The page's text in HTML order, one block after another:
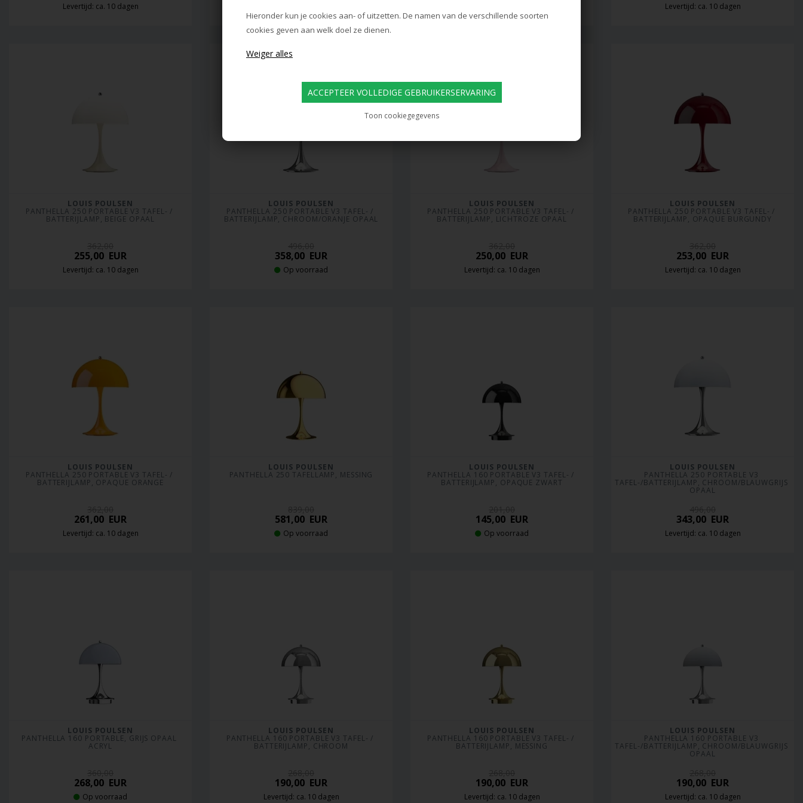
Hieronder kun je cookies aan- of uitzetten. De namen van de verschillende soorten
cookies geven aan welk doel ze dienen.
Toon cookiegegevens
Levertijd: ca. 10 dagen Levertijd: ca. 10 dagen
LOUIS POULSEN
PANTHELLA 250 PORTABLE V3 TAFEL- /
BATTERIJLAMP, BEIGE OPAAL
255,00 EUR
Levertijd: ca. 10 dagen
LOUIS POULSEN
PANTHELLA 250 PORTABLE V3 TAFEL- /
BATTERIJLAMP, CHROOM/ORANJE OPAAL
358,00 EUR
Op voorraad
LOUIS POULSEN
PANTHELLA 250 PORTABLE V3 TAFEL- /
BATTERIJLAMP, LICHTROZE OPAAL
250,00 EUR
Levertijd: ca. 10 dagen
LOUIS POULSEN
PANTHELLA 250 PORTABLE V3 TAFEL- /
BATTERIJLAMP, OPAQUE BURGUNDY
253,00 EUR
Levertijd: ca. 10 dagen
LOUIS POULSEN
PANTHELLA 250 PORTABLE V3 TAFEL- /
BATTERIJLAMP, OPAQUE ORANGE
261,00 EUR
Levertijd: ca. 10 dagen
LOUIS POULSEN
PANTHELLA 250 TAFELLAMP, MESSING
581,00 EUR
Op voorraad
LOUIS POULSEN
PANTHELLA 160 PORTABLE V3 TAFEL- /
BATTERIJLAMP, OPAQUE ZWART
145,00 EUR
Op voorraad
LOUIS POULSEN
PANTHELLA 250 PORTABLE V3
TAFEL-/BATTERIJLAMP, CHROOM/BLAUWGRIJS
OPAAL
343,00 EUR
Levertijd: ca. 10 dagen
LOUIS POULSEN
PANTHELLA 160 PORTABLE, GRIJS OPAAL
ACRYL
268,00 EUR
Op voorraad
LOUIS POULSEN
PANTHELLA 160 PORTABLE V3 TAFEL- /
BATTERIJLAMP, CHROOM
190,00 EUR
Levertijd: ca. 10 dagen
LOUIS POULSEN
PANTHELLA 160 PORTABLE V3 TAFEL- /
BATTERIJLAMP, MESSING
190,00 EUR
Levertijd: ca. 10 dagen
LOUIS POULSEN
PANTHELLA 160 PORTABLE V3
TAFEL-/BATTERIJLAMP, CHROOM/BLAUWGRIJS
OPAAL
190,00 EUR
Levertijd: ca. 10 dagen